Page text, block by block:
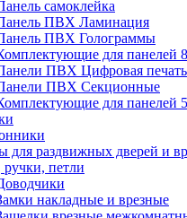
самоклейка
ПВХ Ламинация
ПВХ Голограммы
для панелей
ПВХ Цифровая печать
ПВХ Секционные
для панелей
для раздвижных дверей и
ручки, петли
накладные и врезные